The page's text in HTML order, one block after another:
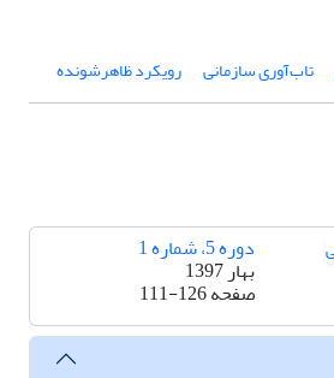
تاب‌آوری سازمانی رویکرد ظاهرشونده
دوره 5، شماره 1
بهار 1397
صفحه111-126